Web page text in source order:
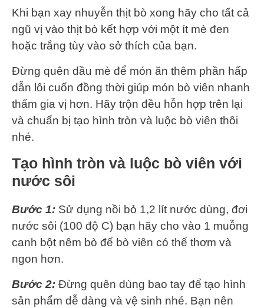
Khi bạn xay nhuyễn thịt bò xong hãy cho tất cả
ngũ vị vào thịt bò kết hợp với một ít mè đen
hoặc trắng tùy vào sở thích của bạn.
Đừng quên dầu mè để món ăn thêm phần hấp
dẫn lôi cuốn đồng thời giúp món bò viên nhanh
thấm gia vị hơn. Hãy trộn đều hỗn hợp trên lại
và chuẩn bị tạo hình tròn và luộc bò viên thôi
nhé.
Tạo hình tròn và luộc bò viên với
nước sôi
Bước 1: Sử dụng nồi bỏ 1,2 lít nước dùng, đơi
nước sôi (100 độ C) bạn hãy cho vào 1 muỗng
canh bột nêm bò để bò viên có thể thơm và
ngon hơn.
Bước 2: Đừng quên dùng bao tay để tạo hình
sản phẩm dễ dàng và vệ sinh nhé. Bạn nên